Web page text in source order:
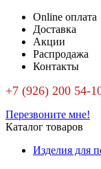
Online оплата
Доставка
Акции
Распродажа
Контакты
+7 (926) 200 54-
Перезвоните мне!
Каталог товаров
Изделия для